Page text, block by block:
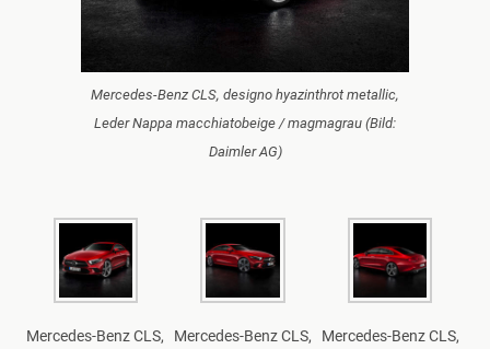
Mercedes-Benz CLS, designo hyazinthrot metallic,
Leder Nappa macchiatobeige / magmagrau (Bild:
Daimler AG)
Mercedes-Benz CLS,
Mercedes-Benz CLS,
Mercedes-Benz CLS,